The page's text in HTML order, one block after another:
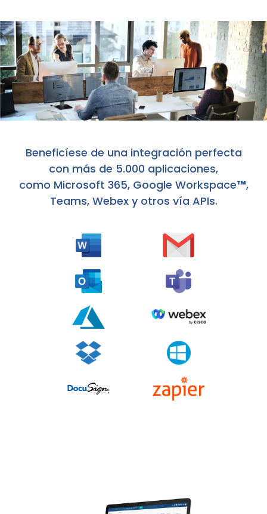
Beneficíese de una integración perfecta
con más de 5.000 aplicaciones,
como Microsoft 365, Google Workspace™,
Teams, Webex y otros vía APIs.